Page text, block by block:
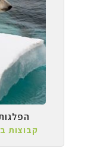
קבוצות